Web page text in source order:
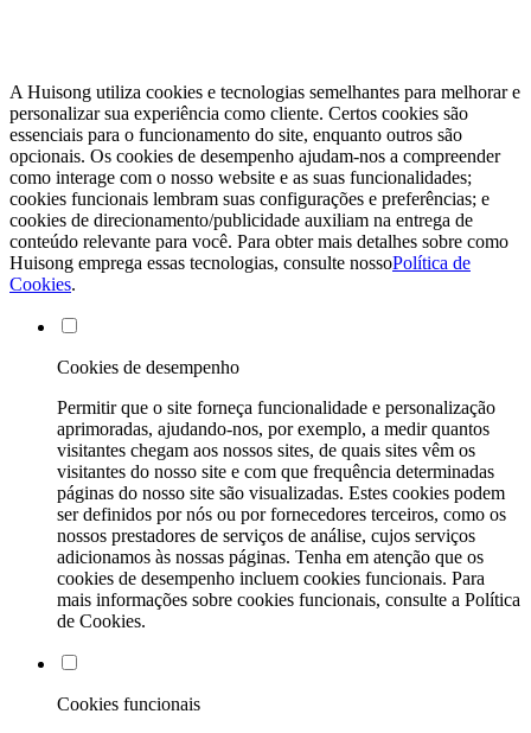
A Huisong utiliza cookies e tecnologias semelhantes para melhorar e
personalizar sua experiência como cliente. Certos cookies são
essenciais para o funcionamento do site, enquanto outros são
opcionais. Os cookies de desempenho ajudam-nos a compreender
como interage com o nosso website e as suas funcionalidades;
cookies funcionais lembram suas configurações e preferências; e
cookies de direcionamento/publicidade auxiliam na entrega de
conteúdo relevante para você. Para obter mais detalhes sobre como
Huisong emprega essas tecnologias, consulte nossoPolítica de
Cookies.
Cookies de desempenho
Permitir que o site forneça funcionalidade e personalização
aprimoradas, ajudando-nos, por exemplo, a medir quantos
visitantes chegam aos nossos sites, de quais sites vêm os
visitantes do nosso site e com que frequência determinadas
páginas do nosso site são visualizadas. Estes cookies podem
ser definidos por nós ou por fornecedores terceiros, como os
nossos prestadores de serviços de análise, cujos serviços
adicionamos às nossas páginas. Tenha em atenção que os
cookies de desempenho incluem cookies funcionais. Para
mais informações sobre cookies funcionais, consulte a Política
de Cookies.
Cookies funcionais